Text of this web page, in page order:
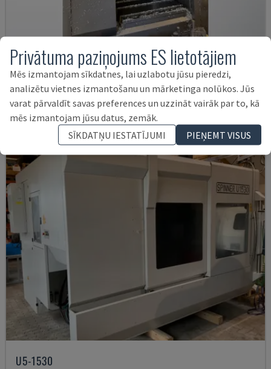
VTC 300C II
MAZAK - VERTIKĀLAIS APSTRĀDES CENTRS
DĀNIJA 2012
45.000 €
U5-1530
Privātuma paziņojums ES lietotājiem
Mēs izmantojam sīkdatnes, lai uzlabotu jūsu pieredzi,
analizētu vietnes izmantošanu un mārketinga nolūkos. Jūs
varat pārvaldīt savas preferences un uzzināt vairāk par to, kā
mēs izmantojam jūsu datus, zemāk.
SĪKDATŅU IESTATĪJUMI
PIEŅEMT VISUS